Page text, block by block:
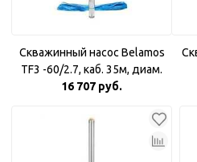
Скважинный насос Belamos
TF3 -60/2.7, каб. 35м, диам.
78мм
16 707 руб.